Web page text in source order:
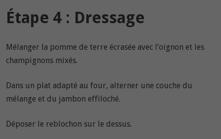
Étape 4 : Dressage
Mélanger la pomme de terre écrasée avec l’oignon et les
champignons mixés.
Dans un plat adapté au four, alterner une couche du
mélange et du jambon effiloché.
Déposer le reblochon sur le dessus.